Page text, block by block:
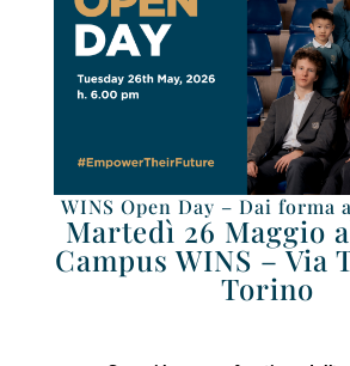
WINS Open Day – Dai
Martedì 26 Maggio
Campus WINS – Via
Torino